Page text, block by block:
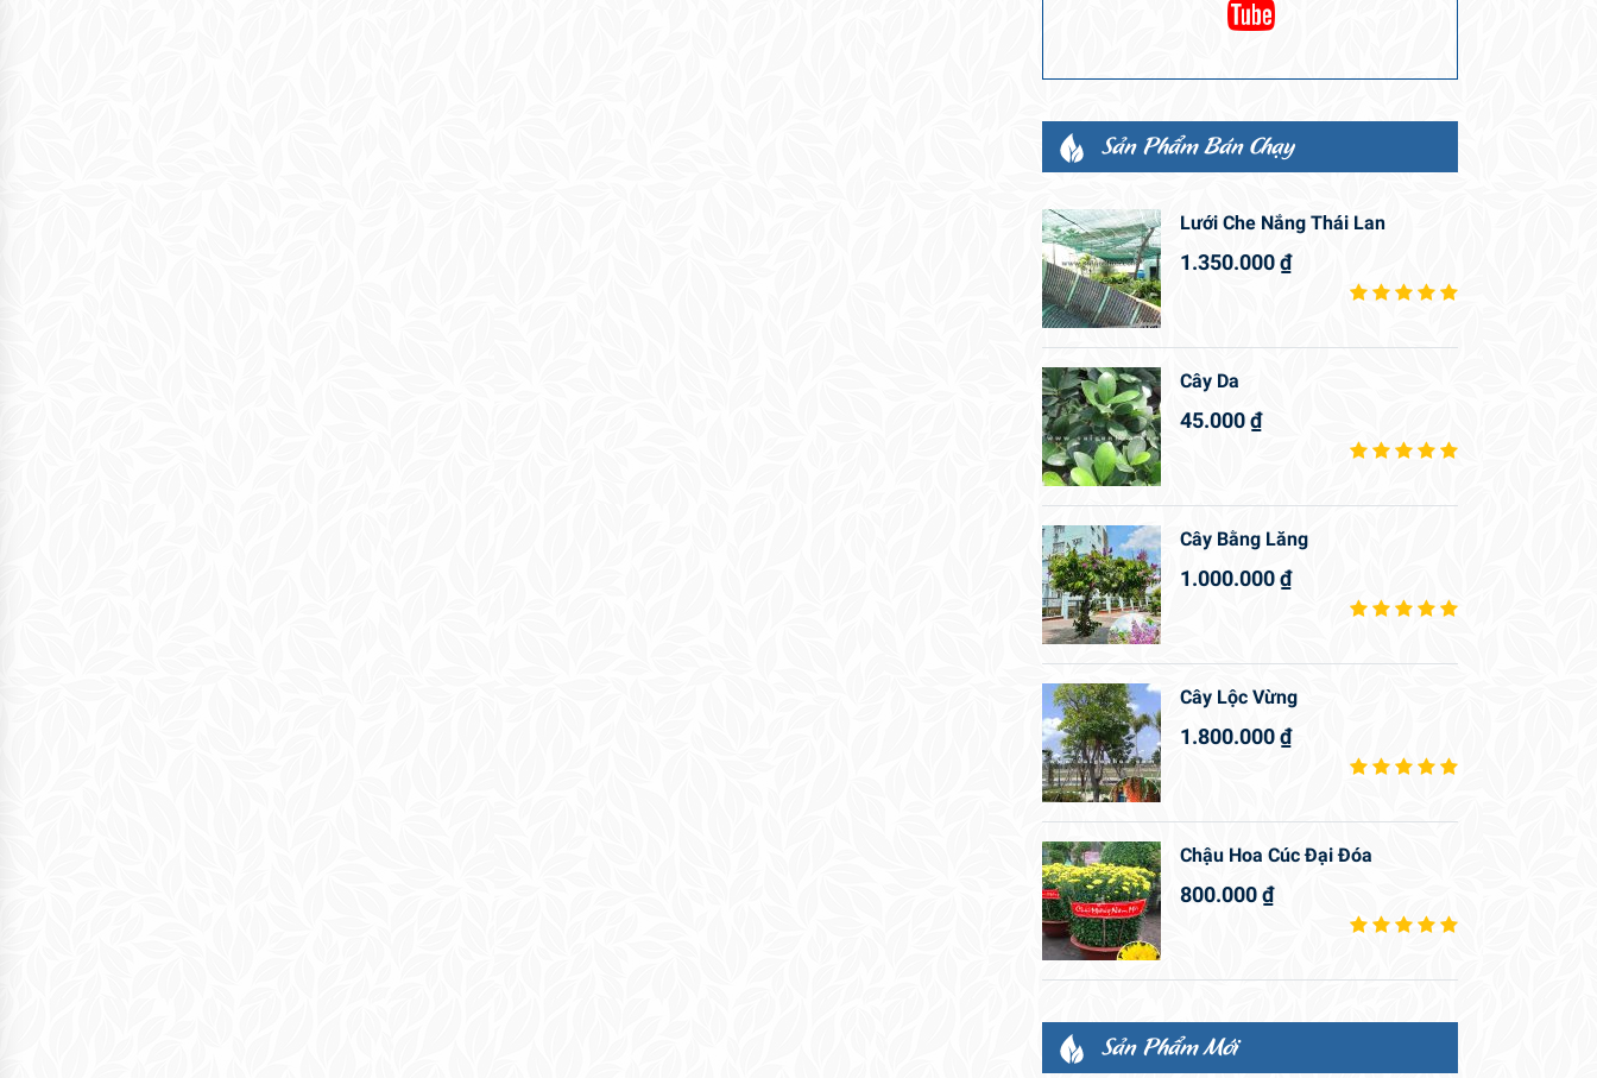
Sản Phẩm Bán Chạy
Lưới Che Nắng Thái Lan
1.350.000₫
Cây Da
45.000₫
Cây Bằng Lăng
1.000.000₫
Cây Lộc Vừng
1.800.000₫
Chậu Hoa Cúc Đại Đóa
800.000₫
Sản Phẩm Mới